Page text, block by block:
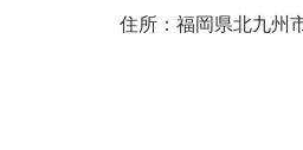
住所：福岡県北九州